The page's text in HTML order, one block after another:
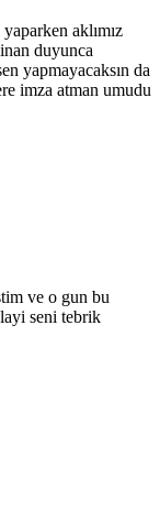
aklımız
duyunca
yapmayacaksın da
imza atman umudu
ve o gun bu
seni tebrik